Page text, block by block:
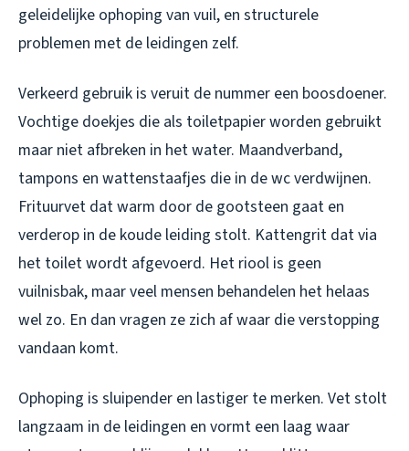
geleidelijke ophoping van vuil, en structurele
problemen met de leidingen zelf.
Verkeerd gebruik is veruit de nummer een boosdoener.
Vochtige doekjes die als toiletpapier worden gebruikt
maar niet afbreken in het water. Maandverband,
tampons en wattenstaafjes die in de wc verdwijnen.
Frituurvet dat warm door de gootsteen gaat en
verderop in de koude leiding stolt. Kattengrit dat via
het toilet wordt afgevoerd. Het riool is geen
vuilnisbak, maar veel mensen behandelen het helaas
wel zo. En dan vragen ze zich af waar die verstopping
vandaan komt.
Ophoping is sluipender en lastiger te merken. Vet stolt
langzaam in de leidingen en vormt een laag waar